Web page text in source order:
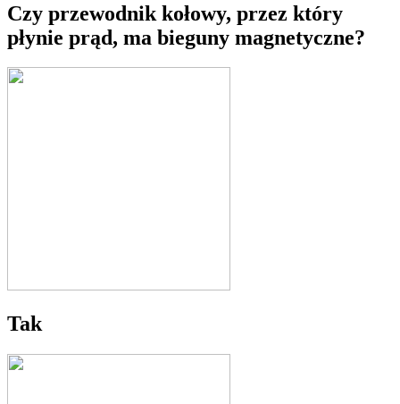
Czy przewodnik kołowy, przez który
płynie prąd, ma bieguny magnetyczne?
Tak